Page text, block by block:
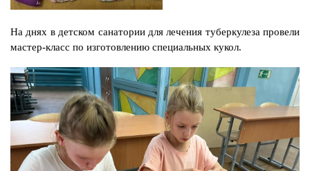
На днях в детском санатории для лечения туберкулеза провели
мастер-класс по изготовлению специальных кукол.